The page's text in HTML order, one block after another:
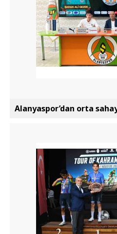
Alanyaspor’dan orta